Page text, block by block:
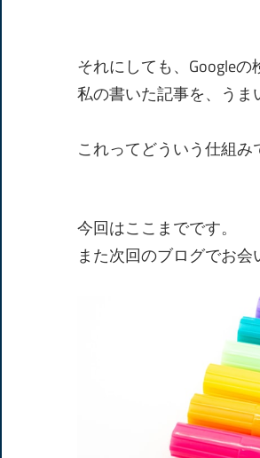
それにしても、Googleの
私の書いた記事を、うま
これってどういう仕組み
今回はここまでです。
また次回のブログでお会